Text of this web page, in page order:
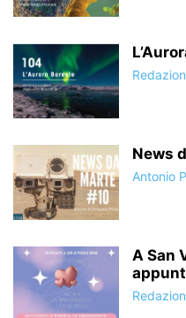
News
Antonio
A San